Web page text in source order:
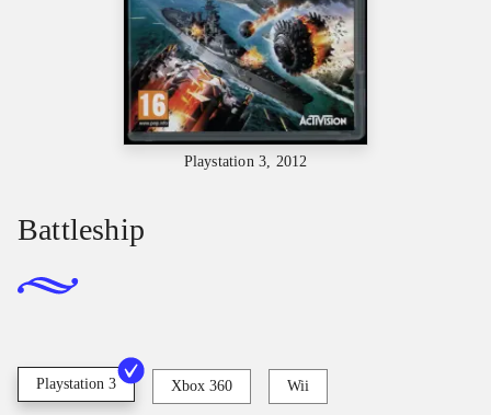
Playstation 3, 2012
Battleship
Playstation 3 Xbox 360 Wii